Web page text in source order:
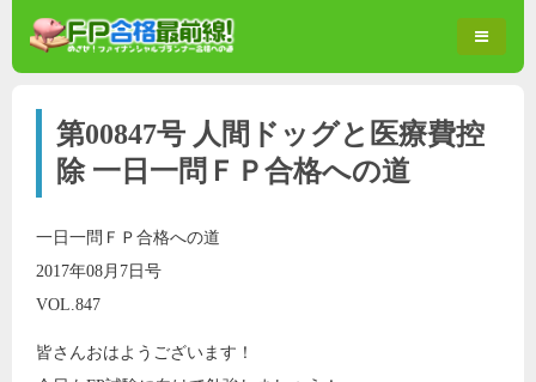
第00847号 人間ドッグと医療費控
除 一日一問ＦＰ合格への道
一日一問ＦＰ合格への道
2017年08月7日号
VOL.847
皆さんおはようございます！